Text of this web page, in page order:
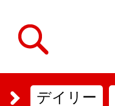
デイリー